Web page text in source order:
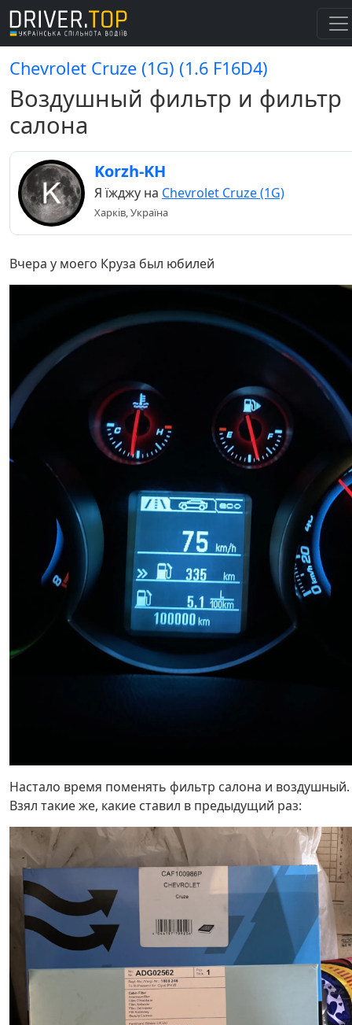
Chevrolet Cruze (1G) (1.6 F16D4)
Воздушный фильтр и фильтр
салона
Korzh-KH
Я їжджу на Chevrolet Cruze (1G)
Харків, Україна
Вчера у моего Круза был юбилей
Настало время поменять фильтр салона и воздушный.
Взял такие же, какие ставил в предыдущий раз: